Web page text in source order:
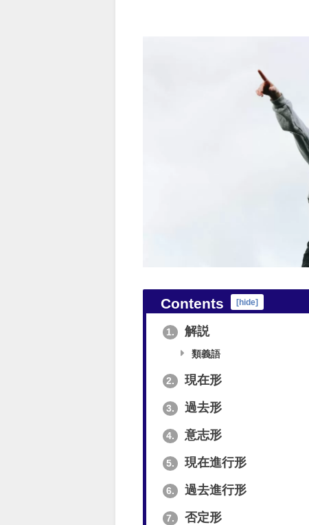
Contents [hide]
1. 解説
類義語
2. 現在形
3. 過去形
4. 意志形
5. 現在進行形
6. 過去進行形
7. 否定形